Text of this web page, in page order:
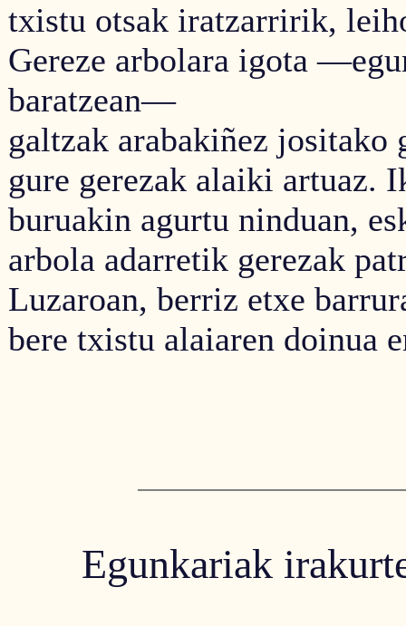
txistu otsak iratzarririk,
Gereze arbolara igota
baratzean—
galtzak arabakiñez jositako
gure gerezak alaiki artuaz.
buruakin agurtu ninduan,
arbola adarretik gerezak
Luzaroan, berriz etxe
bere txistu alaiaren doinua
Egunkariak